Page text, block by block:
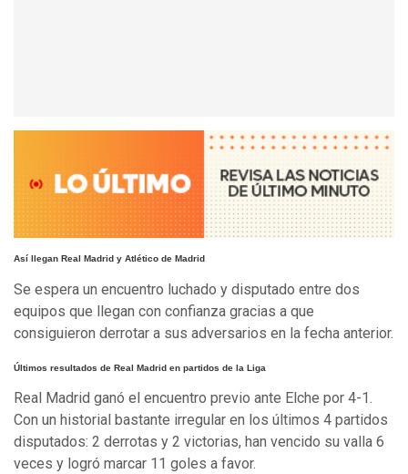
Así llegan Real Madrid y Atlético de Madrid
Se espera un encuentro luchado y disputado entre dos
equipos que llegan con confianza gracias a que
consiguieron derrotar a sus adversarios en la fecha anterior.
Últimos resultados de Real Madrid en partidos de la Liga
Real Madrid ganó el encuentro previo ante Elche por 4-1.
Con un historial bastante irregular en los últimos 4 partidos
disputados: 2 derrotas y 2 victorias, han vencido su valla 6
veces y logró marcar 11 goles a favor.